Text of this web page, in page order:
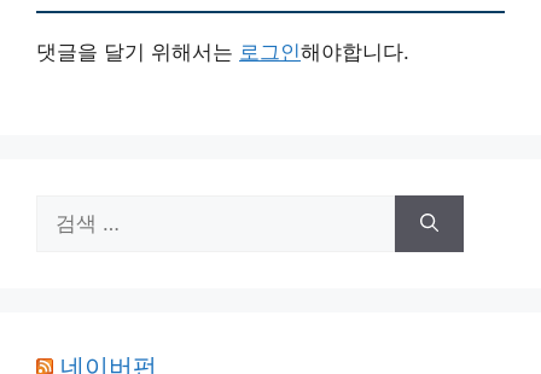
댓글을 달기 위해서는 로그인해야합니다.
색:
네이버펀